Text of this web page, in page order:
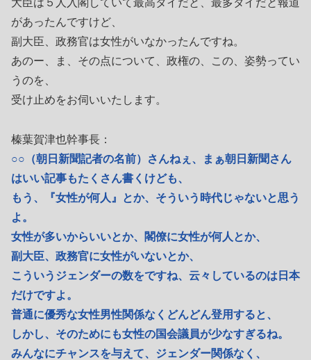
があったんですけど、
副大臣、政務官は女性がいなかったんですね。
あのー、ま、その点について、政権の、この、姿勢ってい
うのを、
受け止めをお伺いいたします。
榛葉賀津也幹事長：
○○（朝日新聞記者の名前）さんねぇ、まぁ朝日新聞さん
はいい記事もたくさん書くけども、
もう、『女性が何人』とか、そういう時代じゃないと思う
よ。
女性が多いからいいとか、閣僚に女性が何人とか、
副大臣、政務官に女性がいないとか、
こういうジェンダーの数をですね、云々しているのは日本
だけですよ。
普通に優秀な女性男性関係なくどんどん登用すると、
しかし、そのためにも女性の国会議員が少なすぎるね。
みんなにチャンスを与えて、ジェンダー関係なく、